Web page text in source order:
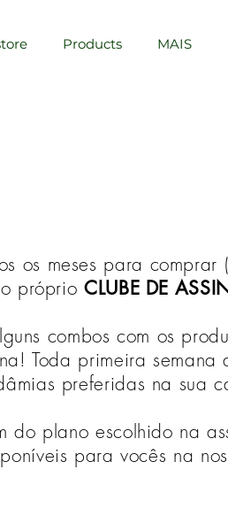
Products MAIS
os meses para comprar
próprio CLUBE DE
combos com os
Toda primeira semana
preferidas na sua
do plano escolhido na
para vocês na